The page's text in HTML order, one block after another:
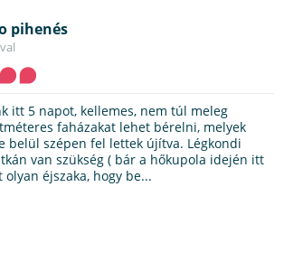
pihenés
itt 5 napot, kellemes, nem túl meleg
faházakat lehet bérelni, melyek
belül szépen fel lettek újítva. Légkondi
van szükség ( bár a hőkupola idején itt
olyan éjszaka, hogy be...